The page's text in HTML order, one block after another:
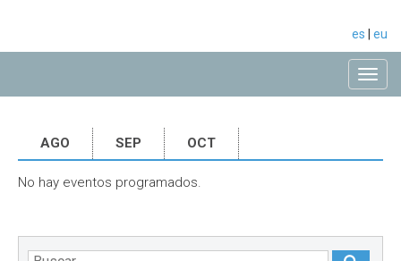
es eu
AGO SEP OCT
No hay eventos programados.